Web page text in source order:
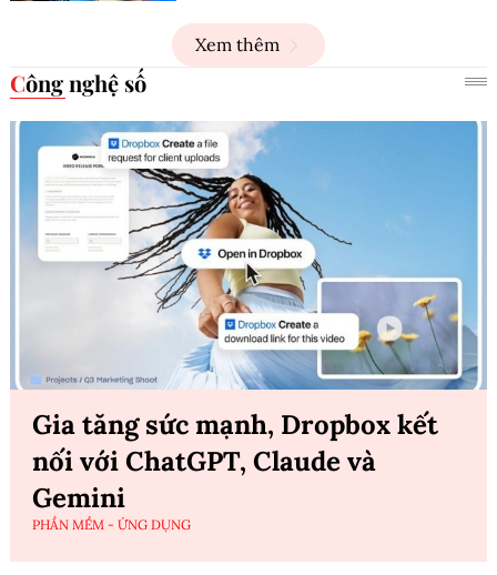
Xem thêm
Công nghệ số
Gia tăng sức mạnh, Dropbox kết
nối với ChatGPT, Claude và
Gemini
PHẦN MỀM - ỨNG DỤNG